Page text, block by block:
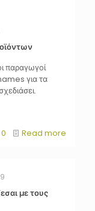
παραγωγοί
για τα
0 Read more
με τους